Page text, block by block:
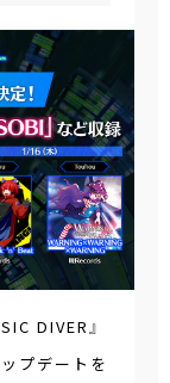
DIVER』
プデートを